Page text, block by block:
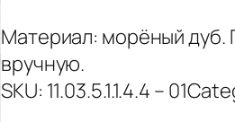
Материал: морёный дуб.
вручную.
SKU: 11.03.5.1.1.4.4 – 01